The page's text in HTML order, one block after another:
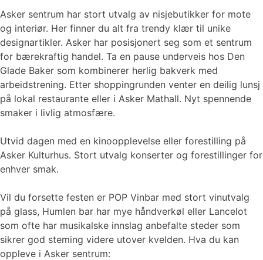
Asker sentrum har stort utvalg av nisjebutikker for mote
og interiør. Her finner du alt fra trendy klær til unike
designartikler. Asker har posisjonert seg som et sentrum
for bærekraftig handel. Ta en pause underveis hos Den
Glade Baker som kombinerer herlig bakverk med
arbeidstrening. Etter shoppingrunden venter en deilig lunsj
på lokal restaurante eller i Asker Mathall. Nyt spennende
smaker i livlig atmosfære.
Utvid dagen med en kinoopplevelse eller forestilling på
Asker Kulturhus. Stort utvalg konserter og forestillinger for
enhver smak.
Vil du forsette festen er POP Vinbar med stort vinutvalg
på glass, Humlen bar har mye håndverkøl eller Lancelot
som ofte har musikalske innslag anbefalte steder som
sikrer god steming videre utover kvelden. Hva du kan
oppleve i Asker sentrum: